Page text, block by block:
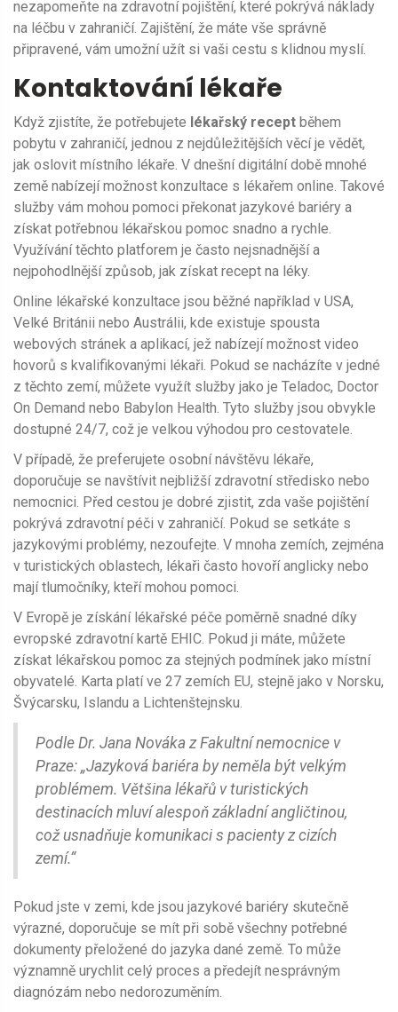
nezapomeňte na zdravotní pojištění, které pokrývá náklady
na léčbu v zahraničí. Zajištění, že máte vše správně
připravené, vám umožní užít si vaši cestu s klidnou myslí.
Kontaktování lékaře
Když zjistíte, že potřebujete lékařský recept během
pobytu v zahraničí, jednou z nejdůležitějších věcí je vědět,
jak oslovit místního lékaře. V dnešní digitální době mnohé
země nabízejí možnost konzultace s lékařem online. Takové
služby vám mohou pomoci překonat jazykové bariéry a
získat potřebnou lékařskou pomoc snadno a rychle.
Využívání těchto platforem je často nejsnadnější a
nejpohodlnější způsob, jak získat recept na léky.
Online lékařské konzultace jsou běžné například v USA,
Velké Británii nebo Austrálii, kde existuje spousta
webových stránek a aplikací, jež nabízejí možnost video
hovorů s kvalifikovanými lékaři. Pokud se nacházíte v jedné
z těchto zemí, můžete využít služby jako je Teladoc, Doctor
On Demand nebo Babylon Health. Tyto služby jsou obvykle
dostupné 24/7, což je velkou výhodou pro cestovatele.
V případě, že preferujete osobní návštěvu lékaře,
doporučuje se navštívit nejbližší zdravotní středisko nebo
nemocnici. Před cestou je dobré zjistit, zda vaše pojištění
pokrývá zdravotní péči v zahraničí. Pokud se setkáte s
jazykovými problémy, nezoufejte. V mnoha zemích, zejména
v turistických oblastech, lékaři často hovoří anglicky nebo
mají tlumočníky, kteří mohou pomoci.
V Evropě je získání lékařské péče poměrně snadné díky
evropské zdravotní kartě EHIC. Pokud ji máte, můžete
získat lékařskou pomoc za stejných podmínek jako místní
obyvatelé. Karta platí ve 27 zemích EU, stejně jako v Norsku,
Švýcarsku, Islandu a Lichtenštejnsku.
Podle Dr. Jana Nováka z Fakultní nemocnice v
Praze: „Jazyková bariéra by neměla být velkým
problémem. Většina lékařů v turistických
destinacích mluví alespoň základní angličtinou,
což usnadňuje komunikaci s pacienty z cizích
zemí.“
Pokud jste v zemi, kde jsou jazykové bariéry skutečně
výrazné, doporučuje se mít při sobě všechny potřebné
dokumenty přeložené do jazyka dané země. To může
významně urychlit celý proces a předejít nesprávným
diagnózám nebo nedorozuměním.